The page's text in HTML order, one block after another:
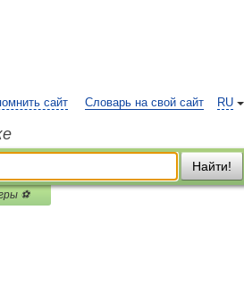
RU
сайт Словарь на свой сайт
Найти!
⚽